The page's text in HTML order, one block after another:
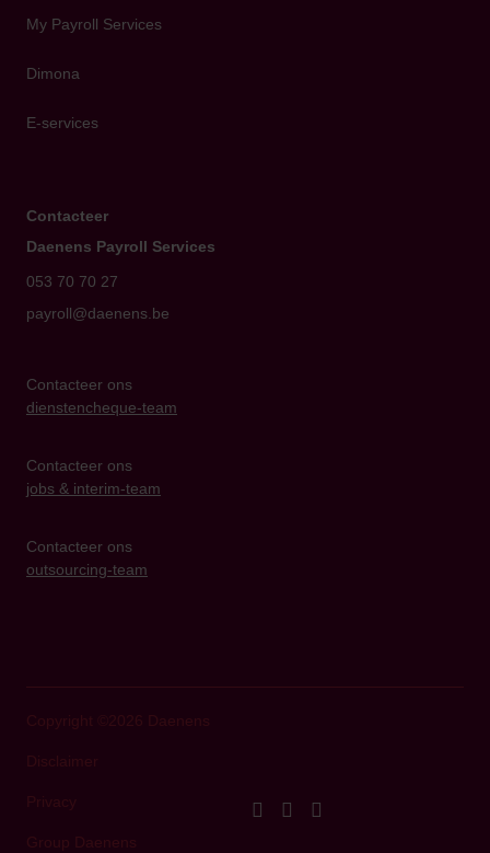
My Payroll Services
Dimona
E-services
Contacteer
Daenens Payroll Services
053 70 70 27
payroll@daenens.be
Contacteer ons
dienstencheque-team
Contacteer ons
jobs & interim-team
Contacteer ons
outsourcing-team
Copyright ©2026 Daenens
Disclaimer
Privacy
Group Daenens
linkedInfacebook